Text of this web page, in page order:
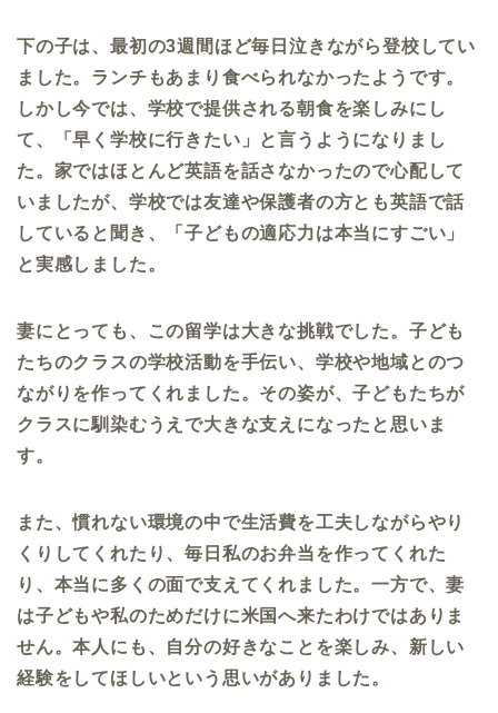
下の子は、最初の3週間ほど毎日泣きながら登校してい
ました。ランチもあまり食べられなかったようです。
しかし今では、学校で提供される朝食を楽しみにし
て、「早く学校に行きたい」と言うようになりまし
た。家ではほとんど英語を話さなかったので心配して
いましたが、学校では友達や保護者の方とも英語で話
していると聞き、「子どもの適応力は本当にすごい」
と実感しました。
妻にとっても、この留学は大きな挑戦でした。子ども
たちのクラスの学校活動を手伝い、学校や地域とのつ
ながりを作ってくれました。その姿が、子どもたちが
クラスに馴染むうえで大きな支えになったと思いま
す。
また、慣れない環境の中で生活費を工夫しながらやり
くりしてくれたり、毎日私のお弁当を作ってくれた
り、本当に多くの面で支えてくれました。一方で、妻
は子どもや私のためだけに米国へ来たわけではありま
せん。本人にも、自分の好きなことを楽しみ、新しい
経験をしてほしいという思いがありました。